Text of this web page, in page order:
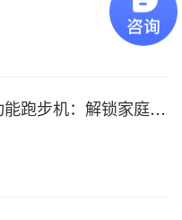
舒华多功能跑步机：解锁家庭健身新体验（体楷体育）